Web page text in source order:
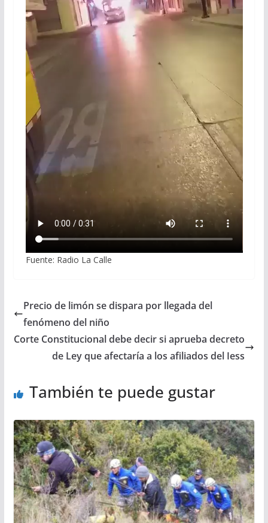
Fuente: Radio La Calle
Precio de limón se dispara por llegada del
fenómeno del niño
Corte Constitucional debe decir si aprueba decreto
de Ley que afectaría a los afiliados del Iess
También te puede gustar